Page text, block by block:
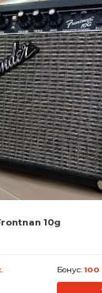
10g
Бонус:100